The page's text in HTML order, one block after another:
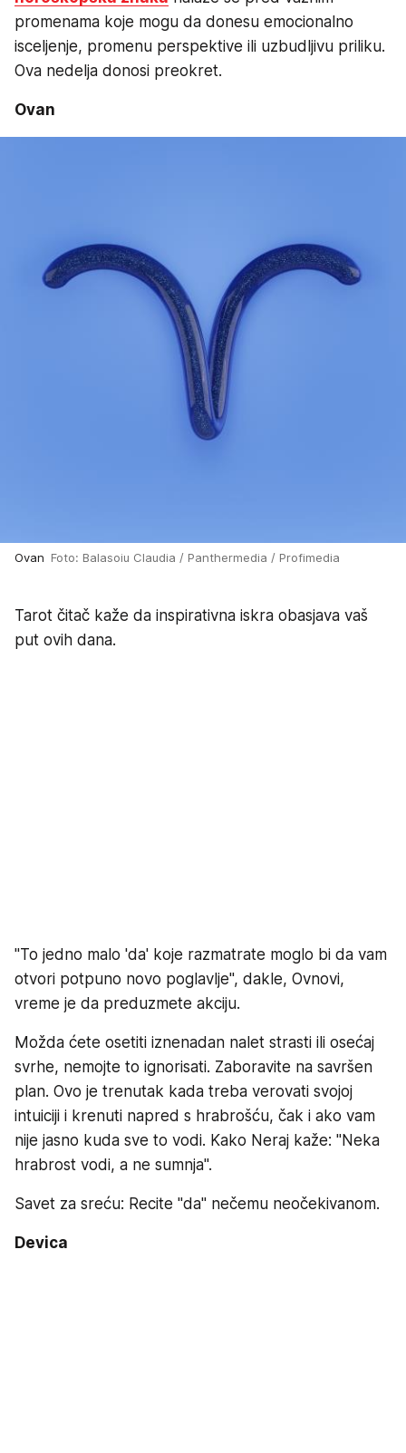
promenama koje mogu da donesu emocionalno
isceljenje, promenu perspektive ili uzbudljivu priliku.
Ova nedelja donosi preokret.
Ovan
Ovan Foto: Balasoiu Claudia / Panthermedia / Profimedia
Tarot čitač kaže da inspirativna iskra obasjava vaš
put ovih dana.
"To jedno malo 'da' koje razmatrate moglo bi da vam
otvori potpuno novo poglavlje", dakle, Ovnovi,
vreme je da preduzmete akciju.
Možda ćete osetiti iznenadan nalet strasti ili osećaj
svrhe, nemojte to ignorisati. Zaboravite na savršen
plan. Ovo je trenutak kada treba verovati svojoj
intuiciji i krenuti napred s hrabrošću, čak i ako vam
nije jasno kuda sve to vodi. Kako Neraj kaže: "Neka
hrabrost vodi, a ne sumnja".
Savet za sreću: Recite "da" nečemu neočekivanom.
Devica